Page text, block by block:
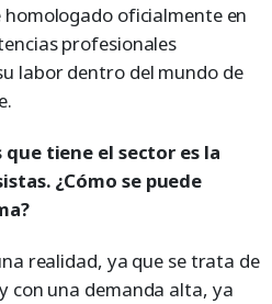
oficialmente en
profesionales
labor dentro del mundo de
que tiene el sector es la
¿Cómo se puede
realidad, ya que se trata de
con una demanda alta, ya